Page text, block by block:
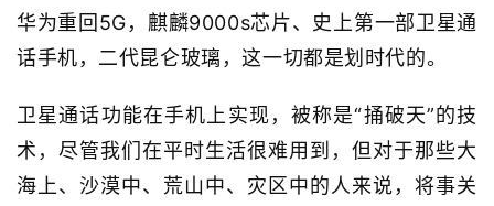
华为重回5G，麒麟9000s芯片、史上第一部卫星通
话手机，二代昆仑玻璃，这一切都是划时代的。
卫星通话功能在手机上实现，被称是“捅破天”的技
术，尽管我们在平时生活很难用到，但对于那些大
海上、沙漠中、荒山中、灾区中的人来说，将事关